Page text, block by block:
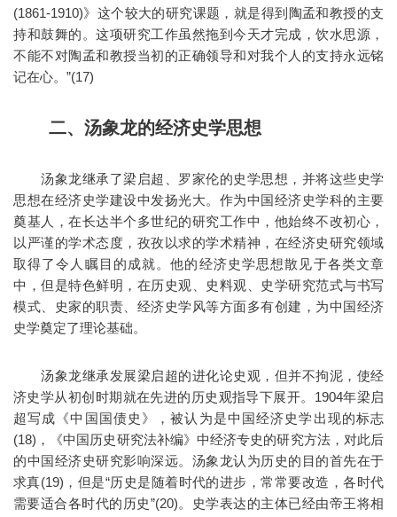
(1861-1910)》这个较大的研究课题，就是得到陶孟和教授的支
持和鼓舞的。这项研究工作虽然拖到今天才完成，饮水思源，
不能不对陶孟和教授当初的正确领导和对我个人的支持永远铭
记在心。”(17)
二、汤象龙的经济史学思想
汤象龙继承了梁启超、罗家伦的史学思想，并将这些史学
思想在经济史学建设中发扬光大。作为中国经济史学科的主要
奠基人，在长达半个多世纪的研究工作中，他始终不改初心，
以严谨的学术态度，孜孜以求的学术精神，在经济史研究领域
取得了令人瞩目的成就。他的经济史学思想散见于各类文章
中，但是特色鲜明，在历史观、史料观、史学研究范式与书写
模式、史家的职责、经济史学风等方面多有创建，为中国经济
史学奠定了理论基础。
汤象龙继承发展梁启超的进化论史观，但并不拘泥，使经
济史学从初创时期就在先进的历史观指导下展开。1904年梁启
超写成《中国国债史》，被认为是中国经济史学出现的标志
(18)，《中国历史研究法补编》中经济专史的研究方法，对此后
的中国经济史研究影响深远。汤象龙认为历史的目的首先在于
求真(19)，但是“历史是随着时代的进步，常常要改造，各时代
需要适合各时代的历史”(20)。史学表达的主体已经由帝王将相